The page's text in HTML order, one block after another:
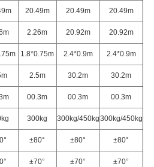
20.49m 20.49m
20.49m
2.26m 20.92m
20.92m
1.8*0.75m 2.4*0.9m
2.4*0.9m
2.5m 30.2m
30.2m
00.3m 00.3m
00.3m
300kg 300kg/450kg300kg/450kg
±80° ±80°
±80°
±70° ±70°
±70°